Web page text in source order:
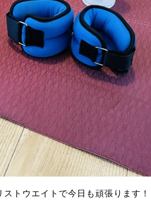
トウエイトで今日も頑張ります！